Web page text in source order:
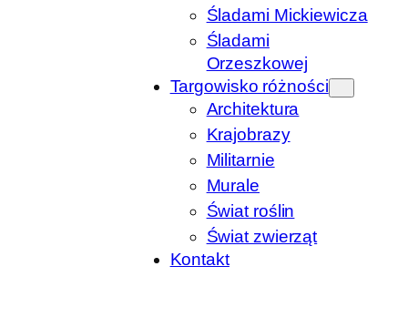
Śladami Mickiewicza
Śladami
Orzeszkowej
Targowisko różności
Architektura
Krajobrazy
Militarnie
Murale
Świat roślin
Świat zwierząt
Kontakt